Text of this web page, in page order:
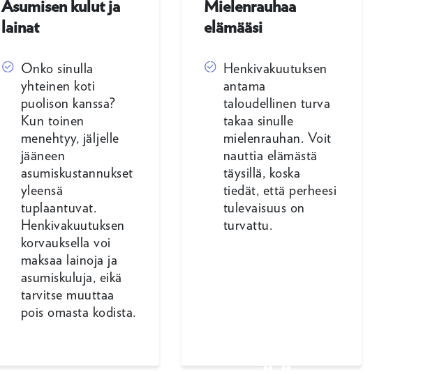
Asumisen kulut ja
lainat
Onko sinulla
yhteinen koti
puolison kanssa?
Kun toinen
menehtyy, jäljelle
jääneen
asumiskustannukset
yleensä
tuplaantuvat.
Henkivakuutuksen
korvauksella voi
maksaa lainoja ja
asumiskuluja, eikä
tarvitse muuttaa
pois omasta kodista.
Mielenrauhaa
elämääsi
Henkivakuutuksen
antama
taloudellinen turva
takaa sinulle
mielenrauhan. Voit
nauttia elämästä
täysillä, koska
tiedät, että perheesi
tulevaisuus on
turvattu.